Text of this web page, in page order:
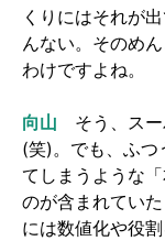
くりにはそれが
んない。そのめ
わけですよね。
向山 そう、スー
(笑)。でも、ふつ
てしまうような
のが含まれてい
には数値化や役